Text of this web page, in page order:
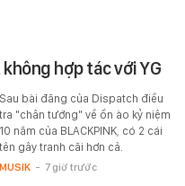
không hợp tác với YG
Sau bài đăng của Dispatch điều
tra "chân tướng" về ồn ào kỷ niệm
10 năm của BLACKPINK, có 2 cái
tên gây tranh cãi hơn cả.
MUSIK - 7 giờ trước